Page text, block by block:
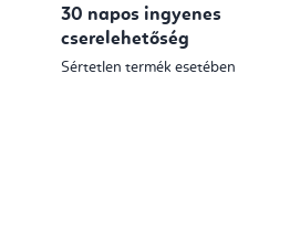
30 napos ingyenes
cserelehetőség
Sértetlen termék esetében